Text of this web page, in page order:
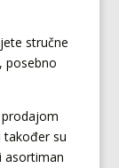
stručne
posebno
također su
asortiman